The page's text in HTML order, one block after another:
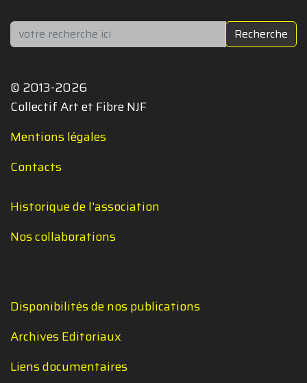
Rechercher Recherche
© 2013-2026
Collectif Art et Fibre NJF
Mentions légales
Contacts
Historique de l'association
Nos collaborations
Disponibilités de nos publications
Archives Editoriaux
Liens documentaires